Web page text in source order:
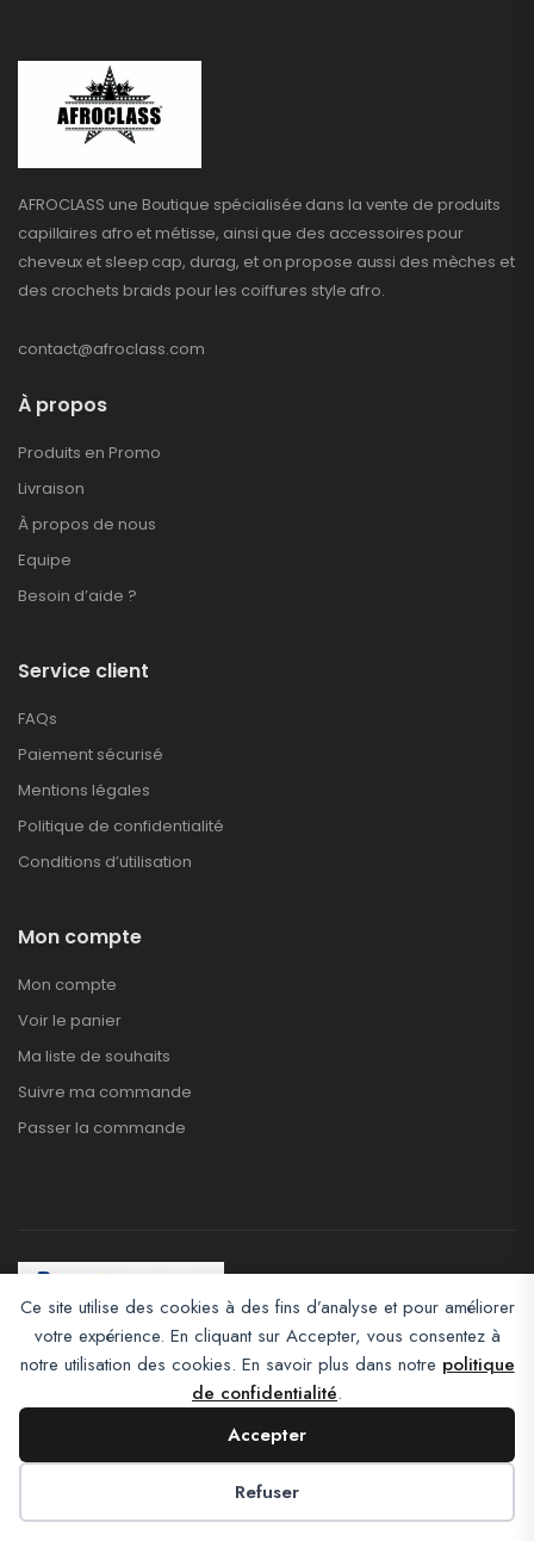
Ce site utilise des cookies à des fins d’analyse et pour améliorer
votre expérience. En cliquant sur Accepter, vous consentez à
notre utilisation des cookies. En savoir plus dans notre politique
de confidentialité.
Accepter
Refuser
AFROCLASS une Boutique spécialisée dans la vente de produits
capillaires afro et métisse, ainsi que des accessoires pour
cheveux et sleep cap, durag, et on propose aussi des mèches et
des crochets braids pour les coiffures style afro.
contact@afroclass.com
À propos
Produits en Promo
Livraison
À propos de nous
Equipe
Besoin d’aide ?
Service client
FAQs
Paiement sécurisé
Mentions légales
Politique de confidentialité
Conditions d’utilisation
Mon compte
Mon compte
Voir le panier
Ma liste de souhaits
Suivre ma commande
Passer la commande
Afroclass eCommerce © 2026. All Rights Reserved